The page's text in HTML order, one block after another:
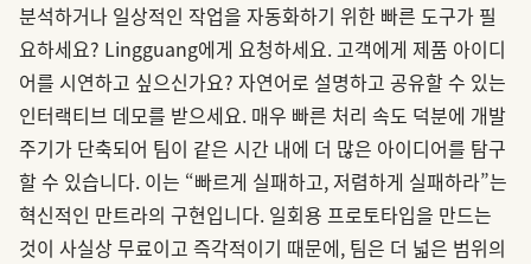
분석하거나 일상적인 작업을 자동화하기 위한 빠른 도구가 필
요하세요? Lingguang에게 요청하세요. 고객에게 제품 아이디
어를 시연하고 싶으신가요? 자연어로 설명하고 공유할 수 있는
인터랙티브 데모를 받으세요. 매우 빠른 처리 속도 덕분에 개발
주기가 단축되어 팀이 같은 시간 내에 더 많은 아이디어를 탐구
할 수 있습니다. 이는 “빠르게 실패하고, 저렴하게 실패하라”는
혁신적인 만트라의 구현입니다. 일회용 프로토타입을 만드는
것이 사실상 무료이고 즉각적이기 때문에, 팀은 더 넓은 범위의